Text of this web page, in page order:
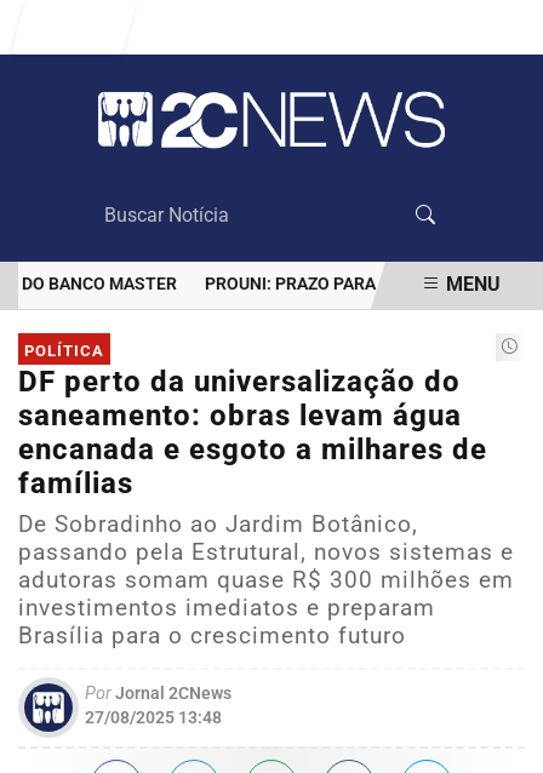
BANCO MASTER PROUNI: PRAZO PARA COMPROVAR
EM ALTA
MENU
POLÍTICA
DF perto da universalização do
saneamento: obras levam água
encanada e esgoto a milhares de
famílias
De Sobradinho ao Jardim Botânico,
passando pela Estrutural, novos sistemas e
adutoras somam quase R$ 300 milhões em
investimentos imediatos e preparam
Brasília para o crescimento futuro
PorJornal 2CNews
27/08/2025 13:48